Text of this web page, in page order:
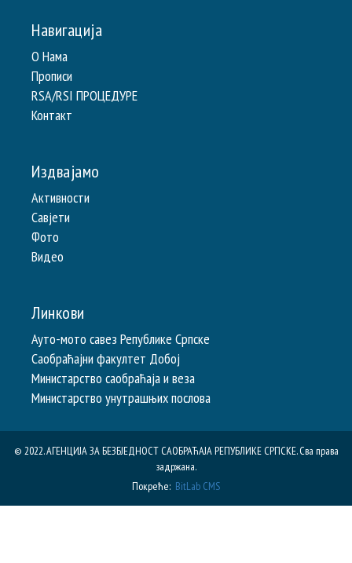
Навигација
О Нама
Прописи
RSA/RSI ПРОЦЕДУРЕ
Контакт
Издвајамо
Активности
Савјети
Фото
Видео
Линкови
Ауто-мото савез Републике Српске
Саобраћајни факултет Добој
Министарство саобраћаја и веза
Министарство унутрашњих послова
© 2022. АГЕНЦИЈА ЗА БЕЗБЈЕДНОСТ САОБРАЋАЈА РЕПУБЛИКE СРПСКЕ. Сва права
задржана.
Покреће: BitLab CMS